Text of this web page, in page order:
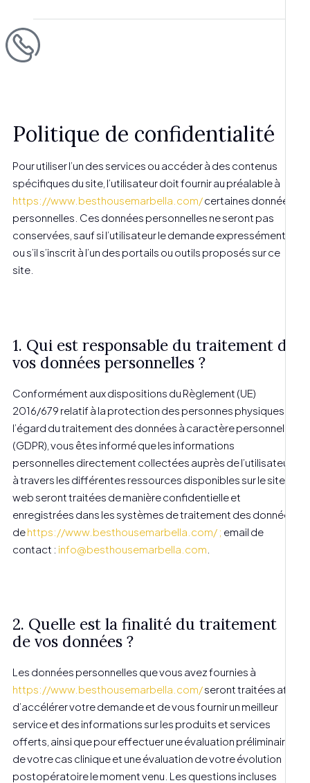
Politique de confidentialité
Pour utiliser l’un des services ou accéder à des contenus
spécifiques du site, l’utilisateur doit fournir au préalable à
https://www.besthousemarbella.com/certaines données
personnelles. Ces données personnelles ne seront pas
conservées, sauf si l’utilisateur le demande expressément
ou s’il s’inscrit à l’un des portails ou outils proposés sur ce
site.
1. Qui est responsable du traitement de
vos données personnelles ?
Conformément aux dispositions du Règlement (UE)
2016/679 relatif à la protection des personnes physiques à
l’égard du traitement des données à caractère personnel
(GDPR), vous êtes informé que les informations
personnelles directement collectées auprès de l’utilisateur
à travers les différentes ressources disponibles sur le site
web seront traitées de manière confidentielle et
enregistrées dans les systèmes de traitement des données
dehttps://www.besthousemarbella.com/ ; email de
contact : info@besthousemarbella.com
2. Quelle est la finalité du traitement
de vos données ?
Les données personnelles que vous avez fournies à
https://www.besthousemarbella.com/seront traitées afin
d’accélérer votre demande et de vous fournir un meilleur
service et des informations sur les produits et services
offerts, ainsi que pour effectuer une évaluation préliminaire
de votre cas clinique et une évaluation de votre évolution
postopératoire le moment venu. Les questions incluses